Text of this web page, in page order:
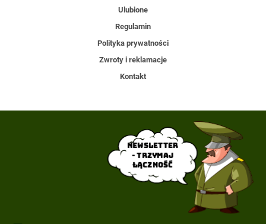
Ulubione
Regulamin
Polityka prywatności
Zwroty i reklamacje
Kontakt
Newsletter
- trzymaj
łączność